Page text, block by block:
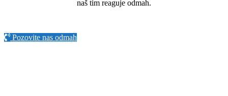
naš tim reaguje odmah.
Pozovite nas odmah